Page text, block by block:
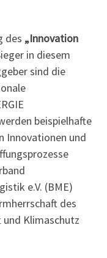
des „Innovation
in diesem
sind die
beispielhafte
Innovationen und
e.V. (BME)
des
Klimaschutz